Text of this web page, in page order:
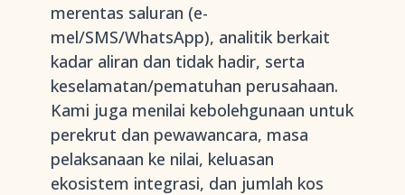
merentas saluran (e-
mel/SMS/WhatsApp), analitik berkait
kadar aliran dan tidak hadir, serta
keselamatan/pematuhan perusahaan.
Kami juga menilai kebolehgunaan untuk
perekrut dan pewawancara, masa
pelaksanaan ke nilai, keluasan
ekosistem integrasi, dan jumlah kos